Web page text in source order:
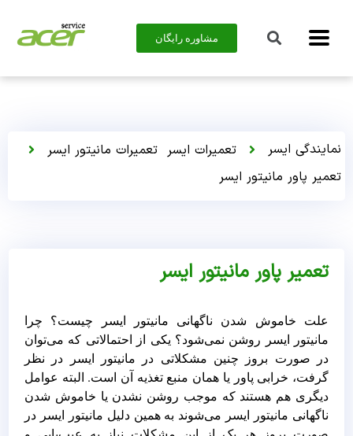
مشاوره رایگان
نمایندگی ایسر تعمیرات ایسر تعمیرات مانیتور ایسر
تعمیر پاور مانیتور ایسر
تعمیر پاور مانیتور ایسر
علت خاموش شدن ناگهانی مانیتور ایسر چیست؟ چرا
مانیتور ایسر روشن نمی‌شود؟ یکی از احتمالاتی که می‌توان
در صورت بروز چنین مشکلاتی در مانیتور ایسر در نظر
گرفت، خرابی پاور یا همان منبع تغذیه آن است. البته عوامل
دیگری هم هستند که موجب روشن نشدن یا خاموش شدن
ناگهانی مانیتور ایسر می‌شوند به همین دلیل مانیتور ایسر در